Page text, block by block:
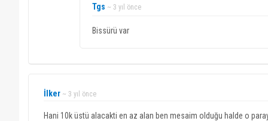
Tgs ~ 3 yıl önce
Bissürü var
İlker ~ 3 yıl önce
Hani 10k üstü alacakti en az alan ben mesaim olduğu halde o